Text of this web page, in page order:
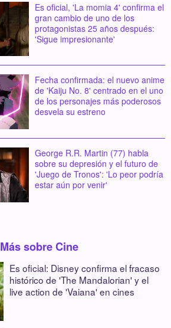
Es oficial, 'La momia 4' confirma el
gran cambio de uno de los
protagonistas 25 años después:
'Sigue impresionante'
Fecha confirmada: el nuevo anime
de 'Kaiju No. 8' centrado en el uno
de los personajes más poderosos
desvela su estreno
George R.R. Martin (77) habla
sobre su depresión y el futuro de
'Juego de Tronos': 'Lo peor podría
estar aún por venir'
Más sobre Cine
Es oficial: Disney confirma el fracaso
histórico de 'The Mandalorian' y el
live action de 'Vaiana' en cines